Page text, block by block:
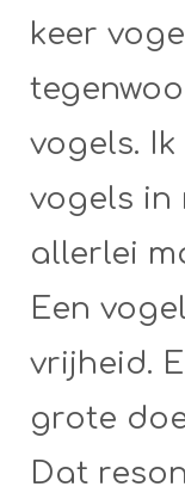
keer
vogels.
vogels in
allerlei
Een
vrijheid.
grote
Dat